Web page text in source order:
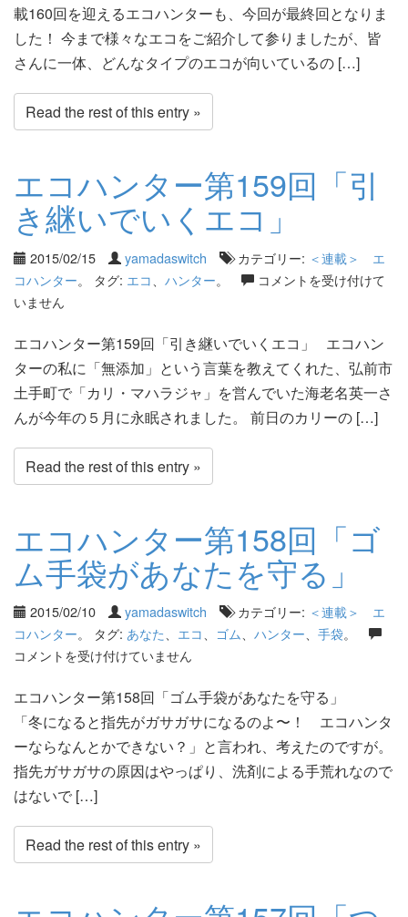
載160回を迎えるエコハンターも、今回が最終回となりま
した！ 今まで様々なエコをご紹介して参りましたが、皆
さんに一体、どんなタイプのエコが向いているの […]
Read the rest of this entry »
エコハンター第159回「引
き継いでいくエコ」
2015/02/15 yamadaswitch カテゴリー: ＜連載＞ エ
コハンター。 タグ: エコ ハンター。
コメントを受け付けて
いません
エコハンター第159回「引き継いでいくエコ」 エコハン
ターの私に「無添加」という言葉を教えてくれた、弘前市
土手町で「カリ・マハラジャ」を営んでいた海老名英一さ
んが今年の５月に永眠されました。 前日のカリーの […]
Read the rest of this entry »
エコハンター第158回「ゴ
ム手袋があなたを守る」
2015/02/10 yamadaswitch カテゴリー: ＜連載＞ エ
コハンター。 タグ: あなた エコ ゴム ハンター 手袋。
コメントを受け付けていません
エコハンター第158回「ゴム手袋があなたを守る」
「冬になると指先がガサガサになるのよ〜！ エコハンタ
ーならなんとかできない？」と言われ、考えたのですが。
指先ガサガサの原因はやっぱり、洗剤による手荒れなので
はないで […]
Read the rest of this entry »